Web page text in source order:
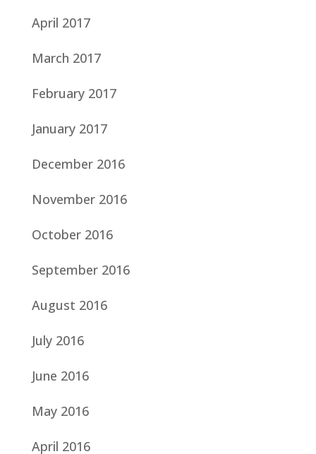
April 2017
March 2017
February 2017
January 2017
December 2016
November 2016
October 2016
September 2016
August 2016
July 2016
June 2016
May 2016
April 2016